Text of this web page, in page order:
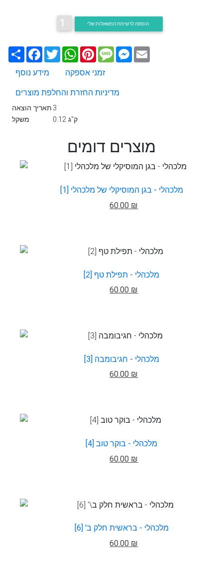
1
שתף Facebook
TwitterWhatsApp
PinterestMessageMessenger
מידע נוסף
זמני אספקה
מדיניות החזרת והחלפת מוצרים
תאריך הוצאה3
משקל
0.12 ק"ג
מוצרים דומים
מלכהלי - בגן המוסיקלי של מלכהלי [1]
60.00 ₪
מלכהלי - תפילת טף [2]
60.00 ₪
מלכהלי - חגיבומבה [3]
60.00 ₪
מלכהלי - בוקר טוב [4]
60.00 ₪
מלכהלי - בראשית חלק ב' [6]
60.00 ₪